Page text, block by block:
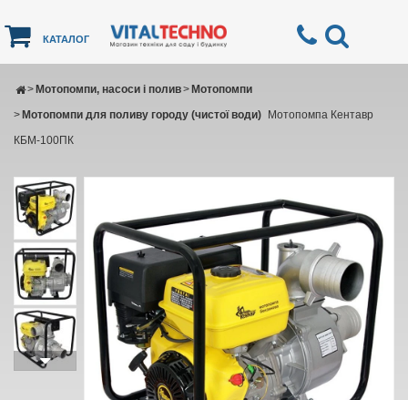
КАТАЛОГ
Мотопомпи, насоси і полив
> Мотопомпи
>
Мотопомпи для поливу городу (чистої води)
>
Мотопомпа Кентавр
КБМ-100ПК